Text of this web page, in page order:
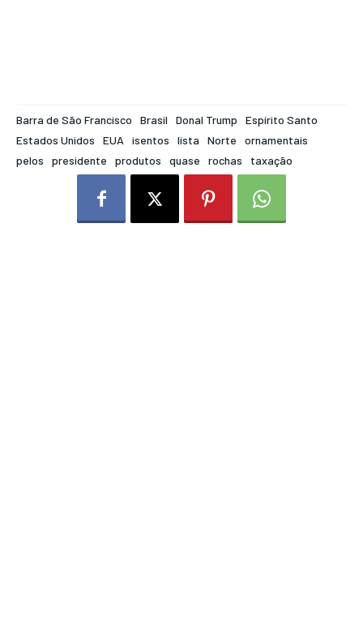
Barra de São Francisco Brasil Donal Trump
Espírito Santo
Estados Unidos
EUA isentos lista Norte
ornamentais
pelos
presidente produtos quase rochas taxação